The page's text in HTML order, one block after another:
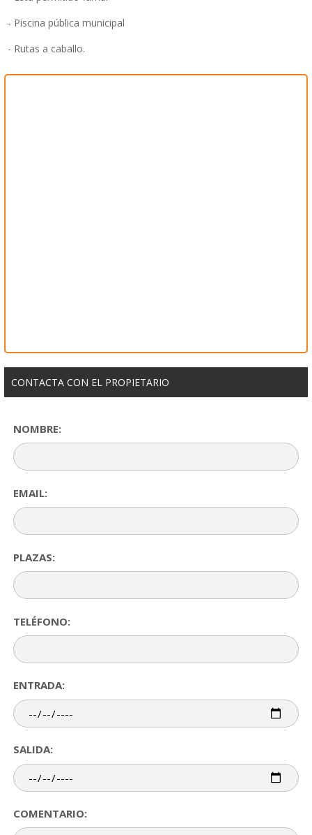
- Piscina pública municipal
- Rutas a caballo.
CONTACTA CON EL PROPIETARIO
NOMBRE:
EMAIL:
PLAZAS:
TELÉFONO:
ENTRADA:
SALIDA:
COMENTARIO: